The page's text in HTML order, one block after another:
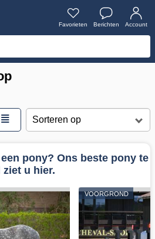
Favorieten Berichten Account
≣
pony? Ons beste pony te
ziet u hier.
VOORGROND